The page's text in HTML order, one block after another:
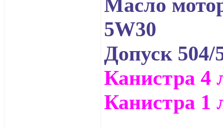
Масло
5W30
Допуск 504/
Канистра 4
Канистра 1